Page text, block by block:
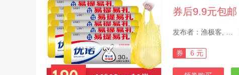
券后9.9元包邮
券 6 元